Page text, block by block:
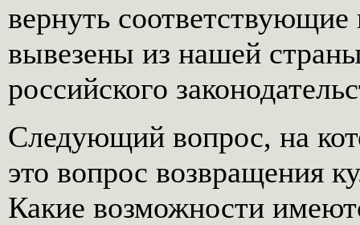
вернуть
вывезены из нашей
российского
Следующий вопрос, на
это вопрос возвращения
Какие возможности